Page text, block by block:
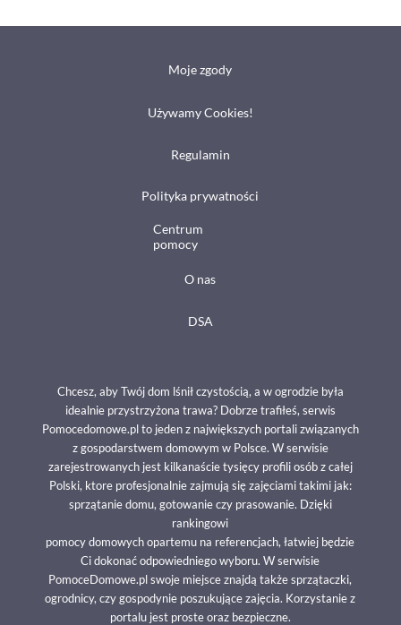
Moje zgody
Używamy Cookies!
Regulamin
Polityka prywatności
Centrum
pomocy
O nas
DSA
Chcesz, aby Twój dom lśnił czystością, a w ogrodzie była
idealnie przystrzyżona trawa? Dobrze trafiłeś, serwis
Pomocedomowe.pl to jeden z największych portali związanych
z gospodarstwem domowym w Polsce. W serwisie
zarejestrowanych jest kilkanaście tysięcy profili osób z całej
Polski, ktore profesjonalnie zajmują się zajęciami takimi jak:
sprzątanie domu, gotowanie czy prasowanie. Dzięki
rankingowi
pomocy domowych opartemu na referencjach, łatwiej będzie
Ci dokonać odpowiedniego wyboru. W serwisie
PomoceDomowe.pl swoje miejsce znajdą także sprzątaczki,
ogrodnicy, czy gospodynie poszukujące zajęcia. Korzystanie z
portalu jest proste oraz bezpieczne.